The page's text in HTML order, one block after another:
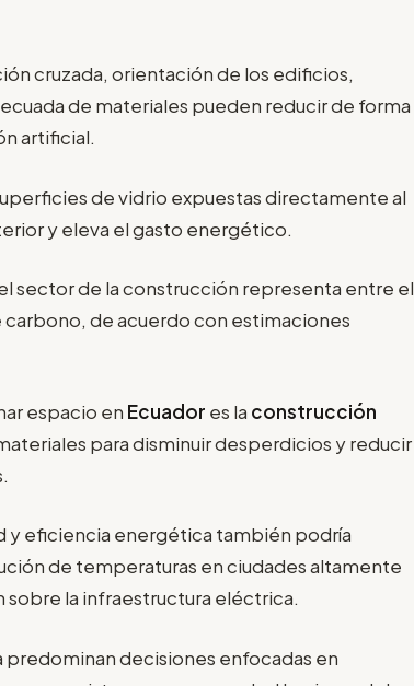
cruzada, orientación de los edificios,
de materiales pueden reducir de forma
artificial.
de vidrio expuestas directamente al
y eleva el gasto energético.
sector de la construcción representa entre el
de acuerdo con estimaciones
espacio en Ecuador es la construcción
para disminuir desperdicios y reducir
y eficiencia energética también podría
de temperaturas en ciudades altamente
sobre la infraestructura eléctrica.
predominan decisiones enfocadas en